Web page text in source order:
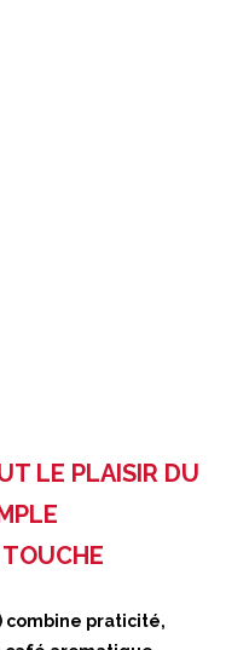
LE PLAISIR DU
TOUCHE
combine praticité,